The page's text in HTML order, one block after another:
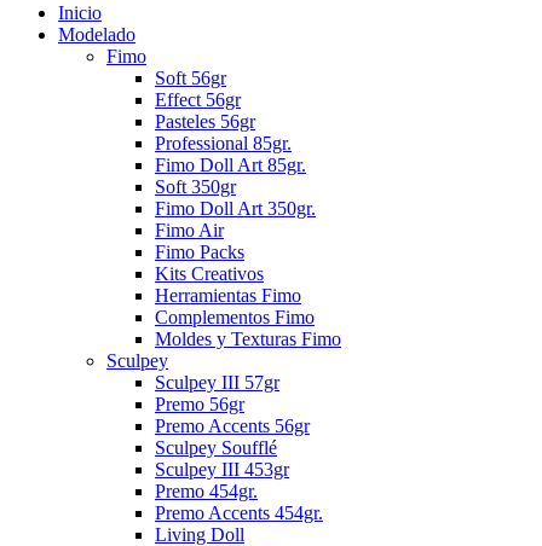
Inicio
Modelado
Fimo
Soft 56gr
Effect 56gr
Pasteles 56gr
Professional 85gr.
Fimo Doll Art 85gr.
Soft 350gr
Fimo Doll Art 350gr.
Fimo Air
Fimo Packs
Kits Creativos
Herramientas Fimo
Complementos Fimo
Moldes y Texturas Fimo
Sculpey
Sculpey III 57gr
Premo 56gr
Premo Accents 56gr
Sculpey Soufflé
Sculpey III 453gr
Premo 454gr.
Premo Accents 454gr.
Living Doll